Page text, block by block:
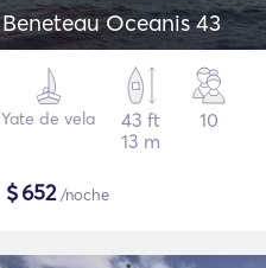
Beneteau Oceanis 43
Yate de vela
43 ft
13 m
10
$652/noche